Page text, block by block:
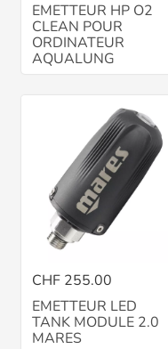
EMETTEUR HP O2
CLEAN POUR
ORDINATEUR
AQUALUNG
CHF 255.00
EMETTEUR LED
TANK MODULE 2.0
MARES